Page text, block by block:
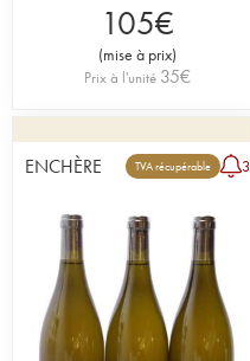
105€
(mise à prix)
Prix à l'unité 35€
ENCHÈRE TVA récupérable 3